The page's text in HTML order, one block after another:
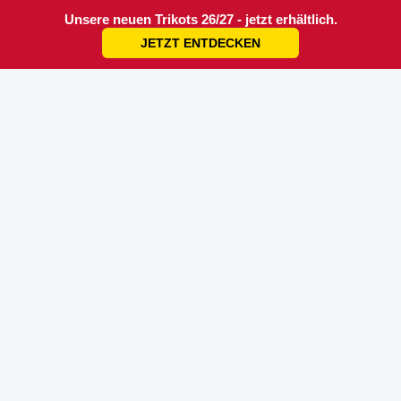
Unsere neuen Trikots 26/27 - jetzt erhältlich.
JETZT ENTDECKEN